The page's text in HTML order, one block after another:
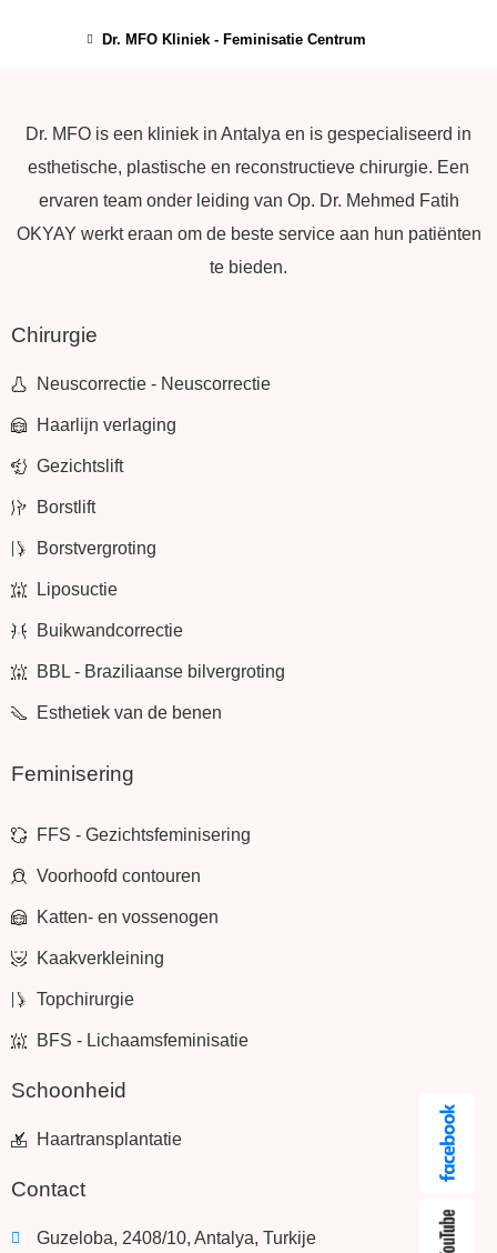
Dr. MFO Kliniek - Feminisatie Centrum
Dr. MFO is een kliniek in Antalya en is gespecialiseerd in
esthetische, plastische en reconstructieve chirurgie. Een
ervaren team onder leiding van Op. Dr. Mehmed Fatih
OKYAY werkt eraan om de beste service aan hun patiënten
te bieden.
Chirurgie
Neuscorrectie - Neuscorrectie
Haarlijn verlaging
Gezichtslift
Borstlift
Borstvergroting
Liposuctie
Buikwandcorrectie
BBL - Braziliaanse bilvergroting
Esthetiek van de benen
Feminisering
FFS - Gezichtsfeminisering
Voorhoofd contouren
Katten- en vossenogen
Kaakverkleining
Topchirurgie
BFS - Lichaamsfeminisatie
Schoonheid
Haartransplantatie
Contact
Guzeloba, 2408/10, Antalya, Turkije